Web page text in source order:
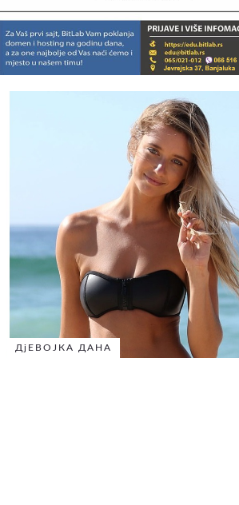
ДјЕВОЈКА ДАНА